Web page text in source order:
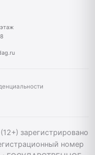
зарегистрировано
номер